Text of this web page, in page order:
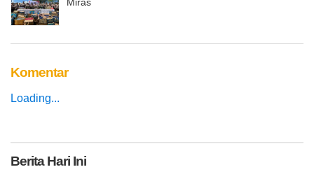
Komentar
Loading...
BeritaHari Ini